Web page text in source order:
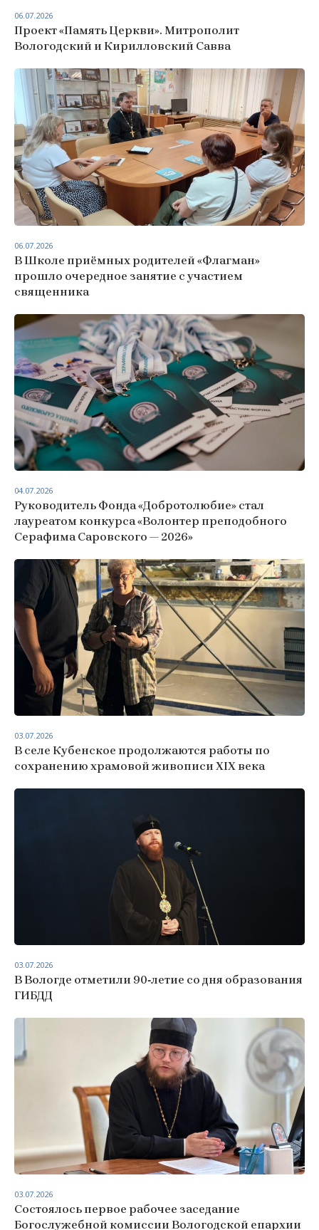
Проект «Память Церкви». Митрополит
Вологодский и Кирилловский Савва
06.07.2026
В Школе приёмных родителей «Флагман»
прошло очередное занятие с участием
священника
06.07.2026
Руководитель Фонда «Добротолюбие» стал
лауреатом конкурса «Волонтер преподобного
Серафима Саровского — 2026»
04.07.2026
В селе Кубенское продолжаются работы по
сохранению храмовой живописи XIX века
03.07.2026
В Вологде отметили 90‑летие со дня образования
ГИБДД
03.07.2026
Состоялось первое рабочее заседание
Богослужебной комиссии Вологодской епархии
03.07.2026